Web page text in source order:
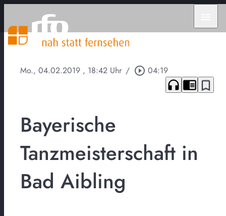
Mo., 04.02.2019 , 18:42 Uhr / play_circle_outline 04:19
headphones chrome_reader_mode bookmark_border
Bayerische
Tanzmeisterschaft in
Bad Aibling